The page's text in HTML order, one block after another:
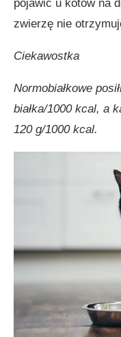
pojawić u kotów na
zwierzę nie
Ciekawostka
Normobiałkowe
białka/1000 kcal, a
120 g/1000 kcal.